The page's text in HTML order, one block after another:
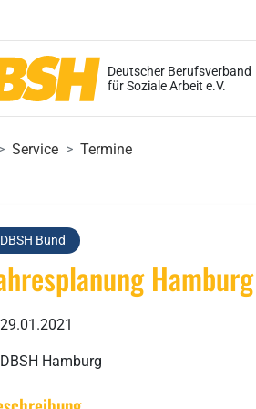
Deutscher Berufsverband
für Soziale Arbeit e.V.
Service Termine
DBSH Bund
Hamburg
29.01.2021
DBSH Hamburg